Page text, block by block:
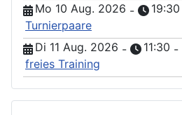
Mo 10 Aug. 2026 - 19:30
Turnierpaare
Di 11 Aug. 2026 - 11:30 -
freies Training